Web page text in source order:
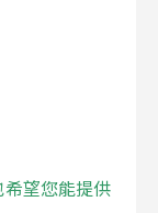
望您能提供